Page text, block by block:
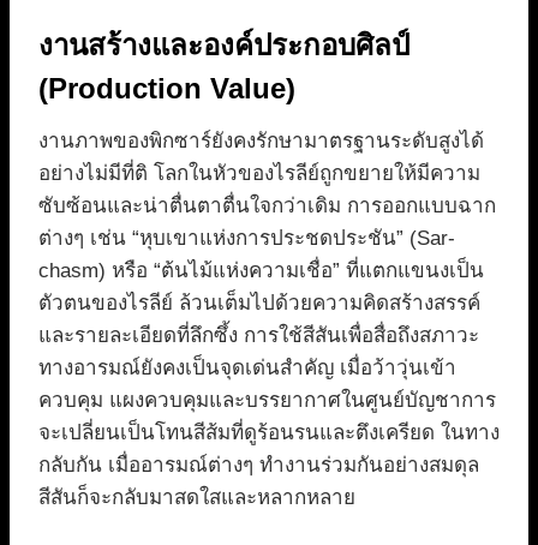
งานสร้างและองค์ประกอบศิลป์
(Production Value)
งานภาพของพิกซาร์ยังคงรักษามาตรฐานระดับสูงได้
อย่างไม่มีที่ติ โลกในหัวของไรลีย์ถูกขยายให้มีความ
ซับซ้อนและน่าตื่นตาตื่นใจกว่าเดิม การออกแบบฉาก
ต่างๆ เช่น “หุบเขาแห่งการประชดประชัน” (Sar-
chasm) หรือ “ต้นไม้แห่งความเชื่อ” ที่แตกแขนงเป็น
ตัวตนของไรลีย์ ล้วนเต็มไปด้วยความคิดสร้างสรรค์
และรายละเอียดที่ลึกซึ้ง การใช้สีสันเพื่อสื่อถึงสภาวะ
ทางอารมณ์ยังคงเป็นจุดเด่นสำคัญ เมื่อว้าวุ่นเข้า
ควบคุม แผงควบคุมและบรรยากาศในศูนย์บัญชาการ
จะเปลี่ยนเป็นโทนสีส้มที่ดูร้อนรนและตึงเครียด ในทาง
กลับกัน เมื่ออารมณ์ต่างๆ ทำงานร่วมกันอย่างสมดุล
สีสันก็จะกลับมาสดใสและหลากหลาย